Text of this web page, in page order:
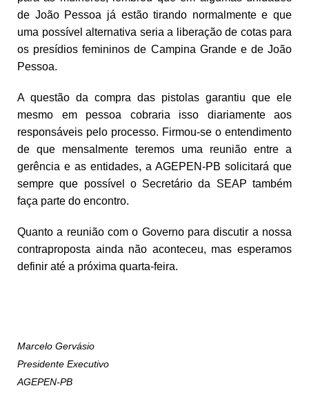
de João Pessoa já estão tirando normalmente e que
uma possível alternativa seria a liberação de cotas para
os presídios femininos de Campina Grande e de João
Pessoa.
A questão da compra das pistolas garantiu que ele
mesmo em pessoa cobraria isso diariamente aos
responsáveis pelo processo. Firmou-se o entendimento
de que mensalmente teremos uma reunião entre a
gerência e as entidades, a AGEPEN-PB solicitará que
sempre que possível o Secretário da SEAP também
faça parte do encontro.
Quanto a reunião com o Governo para discutir a nossa
contraproposta ainda não aconteceu, mas esperamos
definir até a próxima quarta-feira.
Marcelo Gervásio
Presidente Executivo
AGEPEN-PB